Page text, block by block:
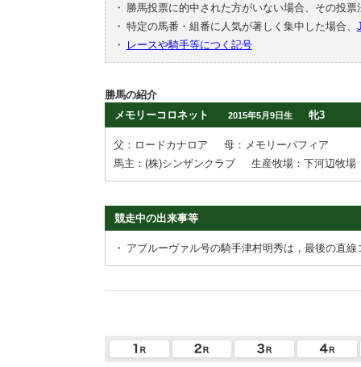
・
勝馬投票に的中された方がいない場合、その投
・ 特定の馬番・組番に人気が著しく集中した場合、
・
レースや騎手等につく記号
勝馬の紹介
メモリーコロネット
2015年5月9日生 牝3
父：ロードカナロア
母：メモリーパフィア
馬主：(株)シンザンクラブ
生産牧場：下河辺牧場
競走中の出来事等
・ アプルーヴァル号の騎手津村明秀は，最後の直